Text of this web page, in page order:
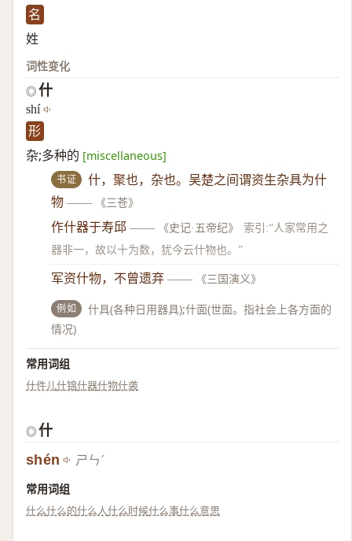
名
姓
词性变化
◎ 什
shí
形
杂;多种的 [miscellaneous]
书证
什，聚也，杂也。吴楚之间谓资生杂具为什
物 —— 《三苍》
作什器于寿邱 —— 《史记·五帝纪》
索引:“人家常用之
器非一，故以十为数，犹今云什物也。”
军资什物，不曾遗弃 —— 《三国演义》
例如
什具(各种日用器具);什面(世面。指社会上各方面的
情况)
常用词组
什件儿什锦什器什物什袭
◎ 什
shén
ㄕㄣˊ
常用词组
什么什么的什么人什么时候什么事什么意思